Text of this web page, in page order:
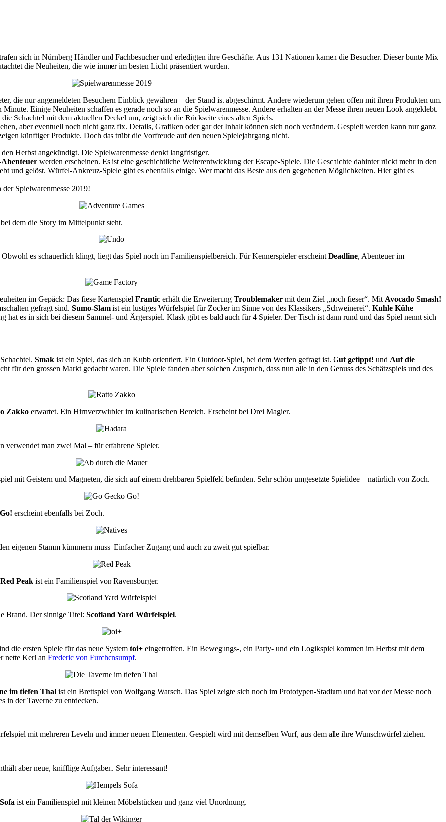
sich in Nürnberg Händler und Fachbesucher und erledigten ihre Geschäfte. Aus 131 Nationen kamen die Besucher. Dieser bunte Mix
die Neuheiten, die wie immer im besten Licht präsentiert wurden.
die nur angemeldeten Besuchern Einblick gewähren – der Stand ist abgeschirmt. Andere wiederum gehen offen mit ihren Produkten um.
Einige Neuheiten schaffen es gerade noch so an die Spielwarenmesse. Andere erhalten an der Messe ihren neuen Look angeklebt.
Schachtel mit dem aktuellen Deckel um, zeigt sich die Rückseite eines alten Spiels.
aber eventuell noch nicht ganz fix. Details, Grafiken oder gar der Inhalt können sich noch verändern. Gespielt werden kann nur ganz
künftiger Produkte. Doch das trübt die Vorfreude auf den neuen Spielejahrgang nicht.
Herbst angekündigt. Die Spielwarenmesse denkt langfristiger.
werden erscheinen. Es ist eine geschichtliche Weiterentwicklung der Escape-Spiele. Die Geschichte dahinter rückt mehr in den
und gelöst. Würfel-Ankreuz-Spiele gibt es ebenfalls einige. Wer macht das Beste aus den gegebenen Möglichkeiten. Hier gibt es
Spielwarenmesse 2019!
dem die Story im Mittelpunkt steht.
Obwohl es schauerlich klingt, liegt das Spiel noch im Familienspielbereich. Für Kennerspieler erscheintDeadline, Abenteuer im
im Gepäck: Das fiese Kartenspiel Frantic erhält die Erweiterung Troublemaker mit dem Ziel „noch fieser“. MitAvocado Smash!
gefragt sind. Sumo-Slam ist ein lustiges Würfelspiel für Zocker im Sinne von des Klassikers „Schweinerei“. Kuhle Kühe
hat es in sich bei diesem Sammel- und Ärgerspiel. Klask gibt es bald auch für 4 Spieler. Der Tisch ist dann rund und das Spiel nennt sich
Smak ist ein Spiel, das sich an Kubb orientiert. Ein Outdoor-Spiel, bei dem Werfen gefragt ist. Gut getippt! und Auf die
für den grossen Markt gedacht waren. Die Spiele fanden aber solchen Zuspruch, dass nun alle in den Genuss des Schätzspiels und des
Zakko erwartet. Ein Hirnverzwirbler im kulinarischen Bereich. Erscheint bei Drei Magier.
verwendet man zwei Mal – für erfahrene Spieler.
mit Geistern und Magneten, die sich auf einem drehbaren Spielfeld befinden. Sehr schön umgesetzte Spielidee – natürlich von Zoch.
erscheint ebenfalls bei Zoch.
eigenen Stamm kümmern muss. Einfacher Zugang und auch zu zweit gut spielbar.
Red Peak ist ein Familienspiel von Ravensburger.
Brand. Der sinnige Titel: Scotland Yard Würfelspiel.
die ersten Spiele für das neue System toi+ eingetroffen. Ein Bewegungs-, ein Party- und ein Logikspiel kommen im Herbst mit dem
nette Kerl an Frederic von Furchensumpf.
im tiefen Thal ist ein Brettspiel von Wolfgang Warsch. Das Spiel zeigte sich noch im Prototypen-Stadium und hat vor der Messe noch
in der Taverne zu entdecken.
mit mehreren Leveln und immer neuen Elementen. Gespielt wird mit demselben Wurf, aus dem alle ihre Wunschwürfel ziehen.
aber neue, knifflige Aufgaben. Sehr interessant!
ist ein Familienspiel mit kleinen Möbelstücken und ganz viel Unordnung.